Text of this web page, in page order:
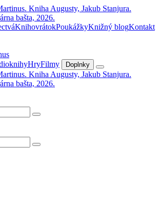
KnihovrátokPoukážkyKnižný blogKontakt
HryFilmy Doplnky